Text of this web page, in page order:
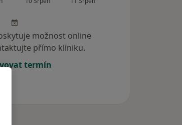
možnost online
přímo kliniku.
termín